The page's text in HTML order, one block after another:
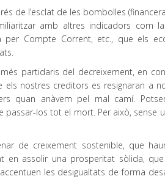
de l’esclat de les bombolles
amb altres indicadors com la
per Compte Corrent, etc., que els
partidaris del decreixement, en
nostres creditors es resignaran a
quan anàvem pel mal camí.
los tot el mort. Per això, sense
de creixement sostenible, que
en assolir una prosperitat sòlida,
les desigualtats de forma